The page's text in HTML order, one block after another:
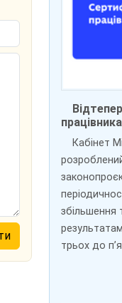
Кабінет
збільшення
трьох до